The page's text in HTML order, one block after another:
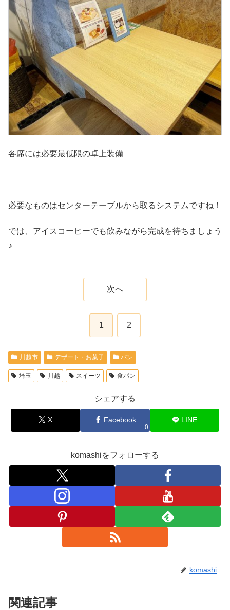
各席には必要最低限の卓上装備
必要なものはセンターテーブルから取るシステムですね！
では、アイスコーヒーでも飲みながら完成を待ちましょう
♪
次へ
1 2
川越市 デザート・お菓子 パン
埼玉 川越 スイーツ 食パン
シェアする
X Facebook
0
LINE
komashiをフォローする
komashi
関連記事